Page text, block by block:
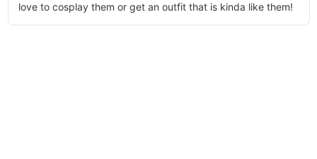
love to cosplay them or get an outfit that is kinda like them!